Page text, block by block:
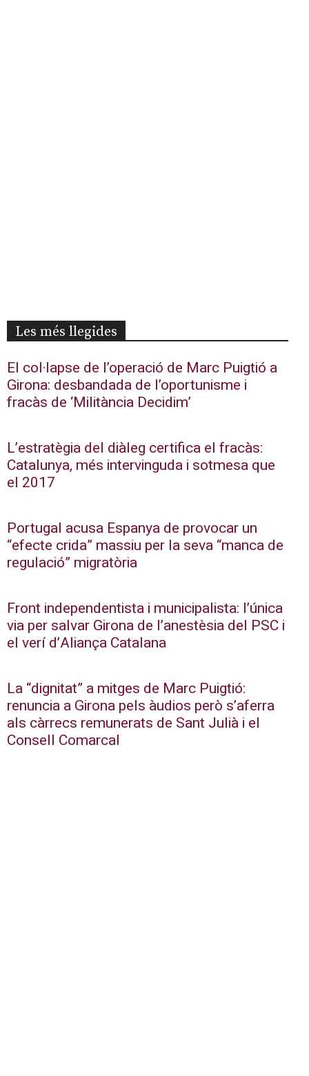
Les més llegides
El col·lapse de l’operació de Marc Puigtió a
Girona: desbandada de l’oportunisme i
fracàs de ‘Militància Decidim’
L’estratègia del diàleg certifica el fracàs:
Catalunya, més intervinguda i sotmesa que
el 2017
Portugal acusa Espanya de provocar un
“efecte crida” massiu per la seva “manca de
regulació” migratòria
Front independentista i municipalista: l’única
via per salvar Girona de l’anestèsia del PSC i
el verí d’Aliança Catalana
La “dignitat” a mitges de Marc Puigtió:
renuncia a Girona pels àudios però s’aferra
als càrrecs remunerats de Sant Julià i el
Consell Comarcal